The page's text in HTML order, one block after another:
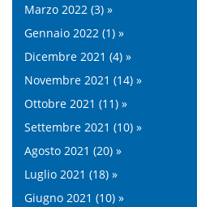
Marzo 2022 (3) »
Gennaio 2022 (1) »
Dicembre 2021 (4) »
Novembre 2021 (14) »
Ottobre 2021 (11) »
Settembre 2021 (10) »
Agosto 2021 (20) »
Luglio 2021 (18) »
Giugno 2021 (10) »